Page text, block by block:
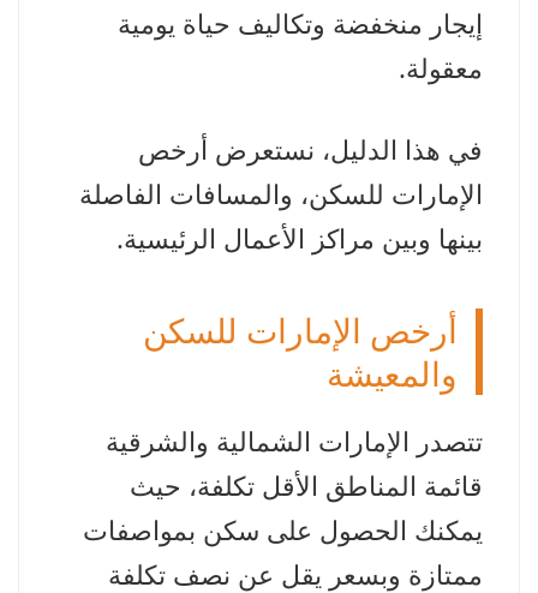
إيجار منخفضة وتكاليف حياة يومية
معقولة.
في هذا الدليل، نستعرض أرخص
الإمارات للسكن، والمسافات الفاصلة
بينها وبين مراكز الأعمال الرئيسية.
أرخص الإمارات للسكن
والمعيشة
تتصدر الإمارات الشمالية والشرقية
قائمة المناطق الأقل تكلفة، حيث
يمكنك الحصول على سكن بمواصفات
ممتازة وبسعر يقل عن نصف تكلفة